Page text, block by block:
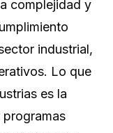
complejidad y
industrial,
Lo que
es la